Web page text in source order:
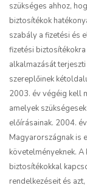
szükséges ahhoz,
biztosítékok
szabály a fizetési és
fizetési
alkalmazását
szereplőinek
2003. év végéig kell
amelyek
előírásainak. 2004.
Magyarországnak is
követelményeknek.
biztosítékokkal
rendelkezéseit és